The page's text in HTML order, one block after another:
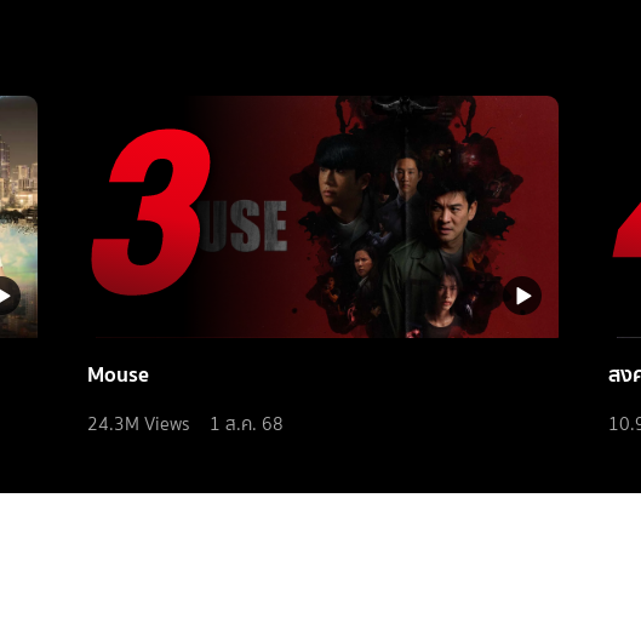
Mouse
24.3M Views 1 ส.ค. 68
สง